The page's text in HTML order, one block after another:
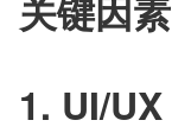
关键因素
1. UI/